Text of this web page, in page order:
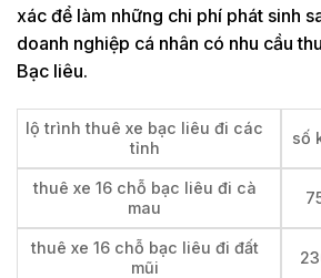
xác để làm những chi phí phát sinh
doanh nghiệp cá nhân có nhu cầu
Bạc liêu.
lộ trình thuê xe bạc liêu đi các
tỉnh
số
thuê xe 16 chỗ bạc liêu đi cà
mau
thuê xe 16 chỗ bạc liêu đi đất
mũi